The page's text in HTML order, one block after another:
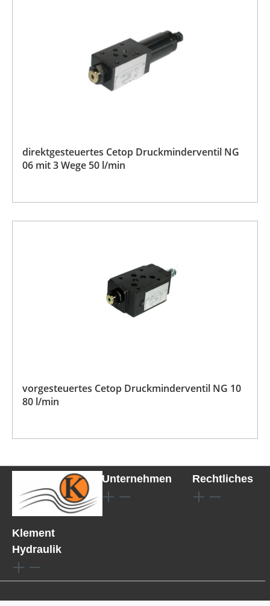
direktgesteuertes Cetop Druckminderventil NG
06 mit 3 Wege 50 l/min
vorgesteuertes Cetop Druckminderventil NG 10
80 l/min
Klement
Hydraulik
Unternehmen Rechtliches